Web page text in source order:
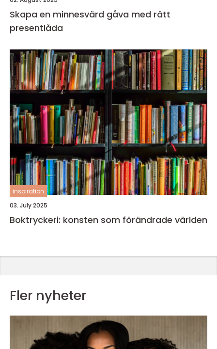
Skapa en minnesvärd gåva med rätt
presentlåda
inspiration
03. July 2025
Boktryckeri: konsten som förändrade världen
Fler nyheter